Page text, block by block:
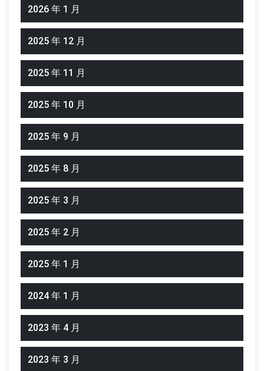
2026 年 1 月
2025 年 12 月
2025 年 11 月
2025 年 10 月
2025 年 9 月
2025 年 8 月
2025 年 3 月
2025 年 2 月
2025 年 1 月
2024 年 1 月
2023 年 4 月
2023 年 3 月